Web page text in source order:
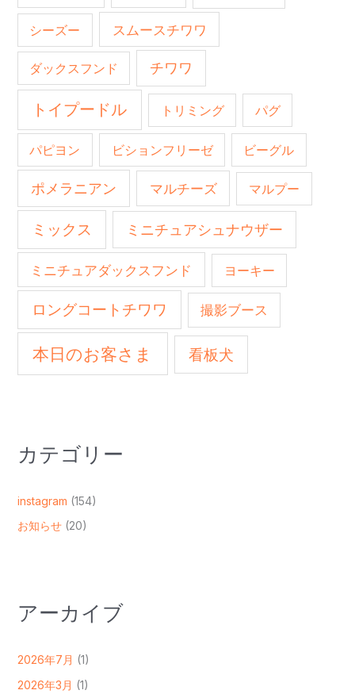
シーズー スムースチワワ
ダックスフンド チワワ
トイプードル トリミング パグ
パピヨン ビションフリーゼ ビーグル
ポメラニアン マルチーズ マルプー
ミックス ミニチュアシュナウザー
ミニチュアダックスフンド ヨーキー
ロングコートチワワ 撮影ブース
本日のお客さま 看板犬
カテゴリー
instagram (154)
お知らせ(20)
アーカイブ
2026年7月 (1)
2026年3月 (1)